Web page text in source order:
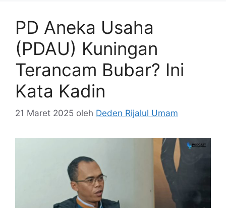
PD Aneka Usaha
(PDAU) Kuningan
Terancam Bubar? Ini
Kata Kadin
21 Maret 2025 oleh Deden Rijalul Umam